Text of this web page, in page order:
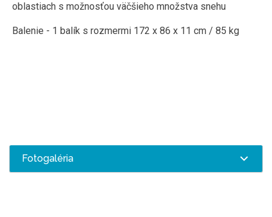
oblastiach s možnosťou väčšieho množstva snehu
Balenie - 1 balík s rozmermi 172 x 86 x 11 cm / 85 kg
Fotogaléria